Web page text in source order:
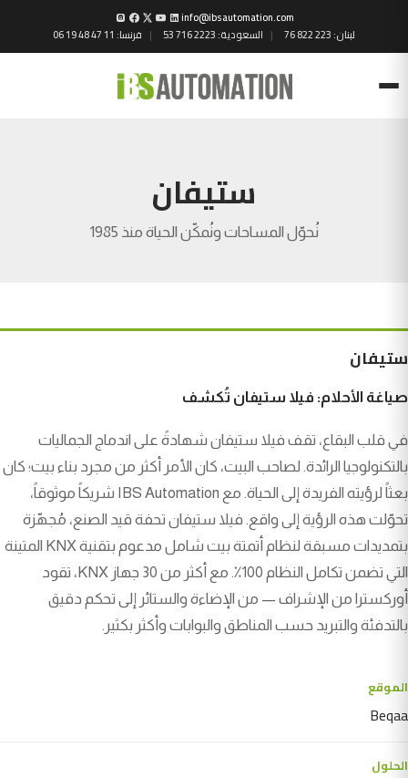
info@ibsautomation.com
لبنان: 76 822 223 السعودية: 53 716 2223 فرنسا: 06 19 48 47 11
Menu
ستيفان
نُحوّل المساحات ونُمكّن الحياة منذ 1985
ستيفان
صياغة الأحلام: فيلا ستيفان تُكشف
في قلب البقاع، تقف فيلا ستيفان شهادةً على اندماج الجماليات
بالتكنولوجيا الرائدة. لصاحب البيت، كان الأمر أكثر من مجرد بناء بيت؛ كان
بعثاً لرؤيته الفريدة إلى الحياة. مع IBS Automation شريكاً موثوقاً،
تحوّلت هذه الرؤية إلى واقع. فيلا ستيفان تحفة قيد الصنع، مُجهّزة
بتمديدات مسبقة لنظام أتمتة بيت شامل مدعوم بتقنية KNX المتينة
التي تضمن تكامل النظام 100٪. مع أكثر من 30 جهاز KNX، تقود
أوركسترا من الإشراف — من الإضاءة والستائر إلى تحكم دقيق
بالتدفئة والتبريد حسب المناطق والبوابات وأكثر بكثير.
الموقع
Beqaa
الحلول